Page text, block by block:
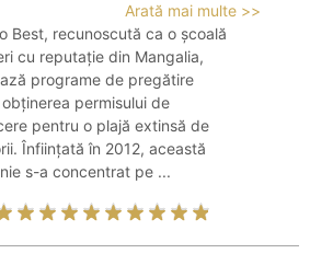
Arată mai multe >>
Best, recunoscută ca o școală
cu reputație din Mangalia,
programe de pregătire
permisului de
pentru o plajă extinsă de
Înființată în 2012, această
s-a concentrat pe ...